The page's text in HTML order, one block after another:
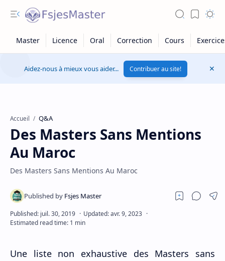
Aidez-nous à mieux vous aider... Contribuer au site!
Accueil Q&A
Des Masters Sans Mentions
Au Maroc
Des Masters Sans Mentions Au Maroc
Une liste non exhaustive des Masters sans